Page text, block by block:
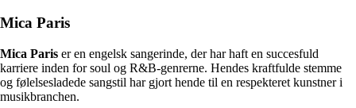
Mica Paris
Mica Paris er en engelsk sangerinde, der har haft en succesfuld
karriere inden for soul og R&B-genrerne. Hendes kraftfulde stemme
og følelsesladede sangstil har gjort hende til en respekteret kunstner i
musikbranchen.